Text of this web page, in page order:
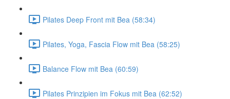
Pilates Deep Front mit Bea (58:34)
Pilates, Yoga, Fascia Flow mit Bea (58:25)
Balance Flow mit Bea (60:59)
Pilates Prinzipien im Fokus mit Bea (62:52)